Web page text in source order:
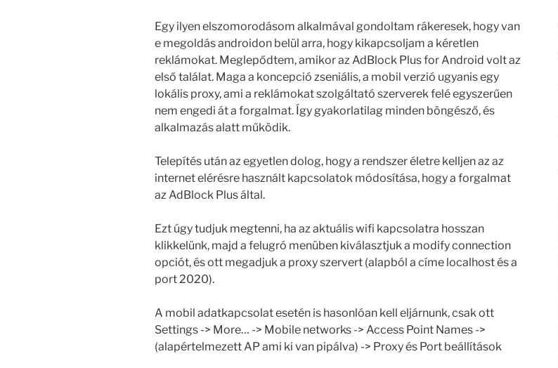
Egy ilyen elszomorodásom alkalmával gondoltam rákeresek, hogy van
e megoldás androidon belül arra, hogy kikapcsoljam a kéretlen
reklámokat. Meglepődtem, amikor az AdBlock Plus for Android volt az
első találat. Maga a koncepció zseniális, a mobil verzió ugyanis egy
lokális proxy, ami a reklámokat szolgáltató szerverek felé egyszerűen
nem engedi át a forgalmat. Így gyakorlatilag minden böngésző, és
alkalmazás alatt működik.
Telepítés után az egyetlen dolog, hogy a rendszer életre kelljen az az
internet elérésre használt kapcsolatok módosítása, hogy a forgalmat
az AdBlock Plus által.
Ezt úgy tudjuk megtenni, ha az aktuális wifi kapcsolatra hosszan
klikkelünk, majd a felugró menüben kiválasztjuk a modify connection
opciót, és ott megadjuk a proxy szervert (alapból a címe localhost és a
port 2020).
A mobil adatkapcsolat esetén is hasonlóan kell eljárnunk, csak ott
Settings -> More… -> Mobile networks -> Access Point Names ->
(alapértelmezett AP ami ki van pipálva) -> Proxy és Port beállítások